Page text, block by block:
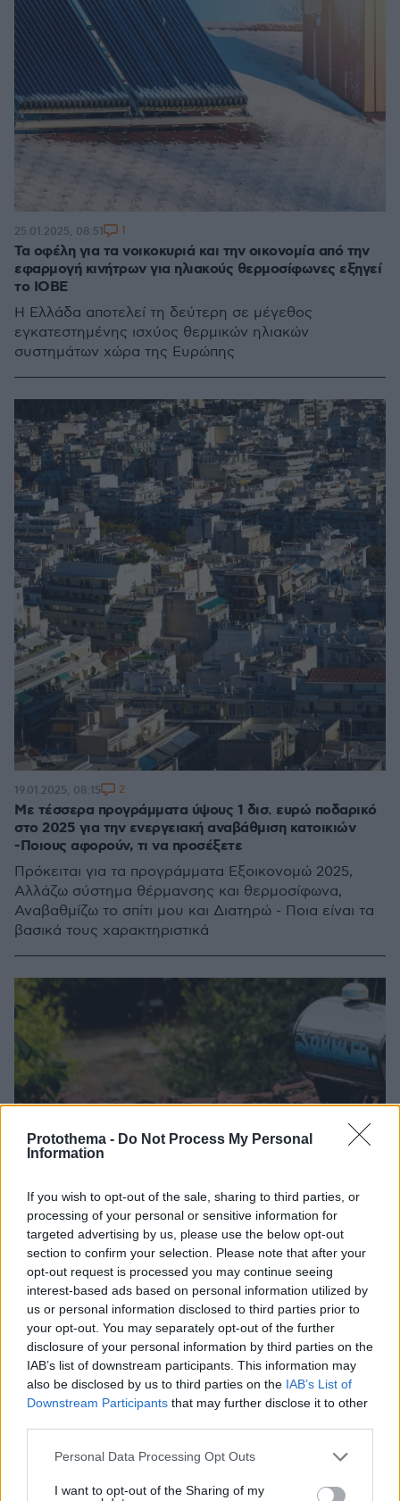
Protothema - Do Not Process My Personal
Information
If you wish to opt-out of the sale, sharing to third parties, or
processing of your personal or sensitive information for
targeted advertising by us, please use the below opt-out
section to confirm your selection. Please note that after your
opt-out request is processed you may continue seeing
interest-based ads based on personal information utilized by
us or personal information disclosed to third parties prior to
your opt-out. You may separately opt-out of the further
disclosure of your personal information by third parties on the
IAB’s list of downstream participants. This information may
also be disclosed by us to third parties on the IAB’s List of
Downstream Participants that may further disclose it to other
Please note that this website/app uses one or more Google
not limited to your visit or usage behaviour. You may click to
Personal Data Processing Opt Outs
I want to opt-out of the Sharing of my
Τα οφέλη για τα νοικοκυριά και την οικονομία από την
εφαρμογή κινήτρων για ηλιακούς θερμοσίφωνες εξηγεί
το ΙΟΒΕ
Η Ελλάδα αποτελεί τη δεύτερη σε μέγεθος
εγκατεστημένης ισχύος θερμικών ηλιακών
συστημάτων χώρα της Ευρώπης
25.01.2025, 08:51 1
Με τέσσερα προγράμματα ύψους 1 δισ. ευρώ ποδαρικό
στο 2025 για την ενεργειακή αναβάθμιση κατοικιών
-Ποιους αφορούν, τι να προσέξετε
Πρόκειται για τα προγράμματα Εξοικονομώ 2025,
Αλλάζω σύστημα θέρμανσης και θερμοσίφωνα,
Αναβαθμίζω το σπίτι μου και Διατηρώ - Ποια είναι τα
βασικά τους χαρακτηριστικά
19.01.2025, 08:15 2
Πώς κάνω αίτηση στο gov.gr για το πρόγραμμα
«Αλλάζω θερμοσίφωνα 2025»
Αλλάζω θερμοσίφωνα 2025: Πώς κάνω αίτηση στο
gov και ποια είναι τα απαιτούμενα δικαιολογητικά που
15.01.2025, 10:15